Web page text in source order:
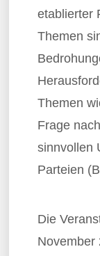
etablierter
Themen
Themen
Frage
sinnvollen
Parteien
Die
November